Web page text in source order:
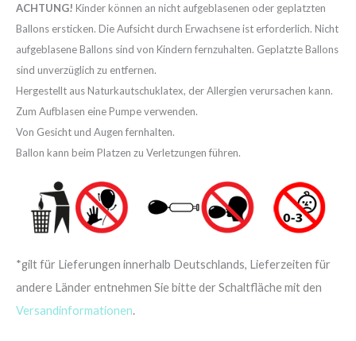
ACHTUNG! Kinder können an nicht aufgeblasenen oder geplatzten
Ballons ersticken. Die Aufsicht durch Erwachsene ist erforderlich. Nicht
aufgeblasene Ballons sind von Kindern fernzuhalten. Geplatzte Ballons
sind unverzüglich zu entfernen.
Hergestellt aus Naturkautschuklatex, der Allergien verursachen kann.
Zum Aufblasen eine Pumpe verwenden.
Von Gesicht und Augen fernhalten.
Ballon kann beim Platzen zu Verletzungen führen.
*gilt für Lieferungen innerhalb Deutschlands, Lieferzeiten für
andere Länder entnehmen Sie bitte der Schaltfläche mit den
Versandinformationen.